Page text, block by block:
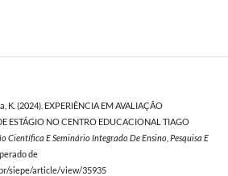
K. (2024). EXPERIÊNCIA EM AVALIAÇÃO
ESTÁGIO NO CENTRO EDUCACIONAL TIAGO
Científica E Seminário Integrado De Ensino, Pesquisa E
de
siepe/article/view/35935